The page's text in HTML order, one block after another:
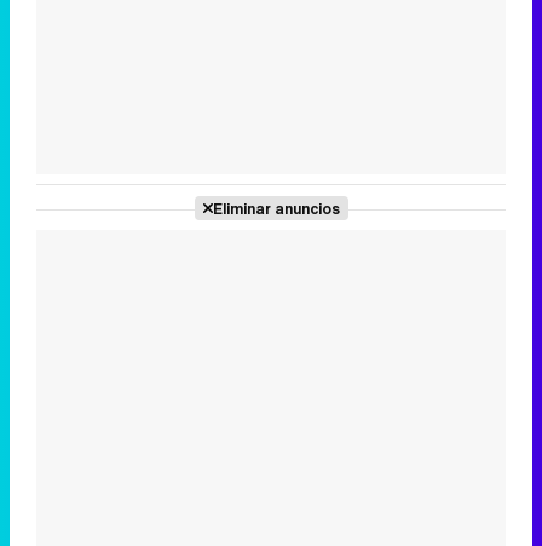
Eliminar anuncios